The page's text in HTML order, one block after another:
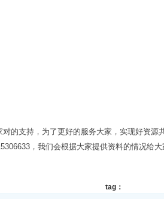
对的支持，为了更好的服务大家，实现好资源
，我们会根据大家提供资料的情况给
tag：